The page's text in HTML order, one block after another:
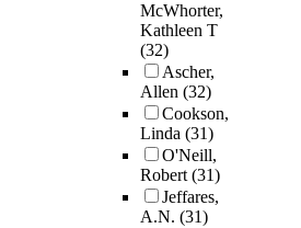
McWhorter,
Kathleen T
(32)
Ascher,
Allen (32)
Cookson,
Linda (31)
O'Neill,
Robert(31)
Jeffares,
A.N. (31)